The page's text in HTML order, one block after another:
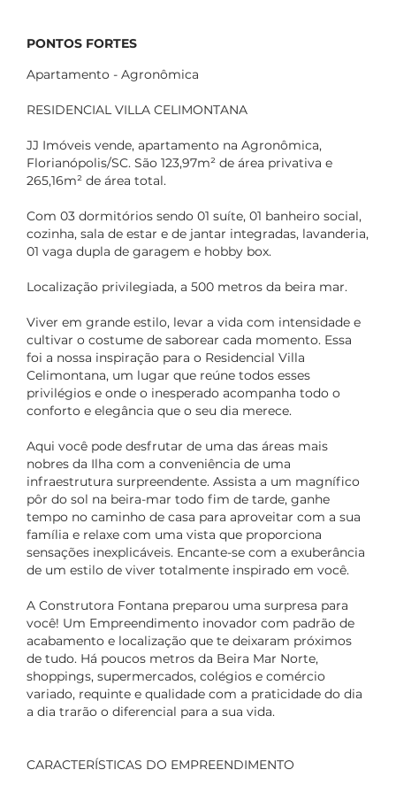
PONTOS FORTES
Apartamento - Agronômica
RESIDENCIAL VILLA CELIMONTANA
JJ Imóveis vende, apartamento na Agronômica,
Florianópolis/SC. São 123,97m² de área privativa e
265,16m² de área total.
Com 03 dormitórios sendo 01 suíte, 01 banheiro social,
cozinha, sala de estar e de jantar integradas, lavanderia,
01 vaga dupla de garagem e hobby box.
Localização privilegiada, a 500 metros da beira mar.
Viver em grande estilo, levar a vida com intensidade e
cultivar o costume de saborear cada momento. Essa
foi a nossa inspiração para o Residencial Villa
Celimontana, um lugar que reúne todos esses
privilégios e onde o inesperado acompanha todo o
conforto e elegância que o seu dia merece.
Aqui você pode desfrutar de uma das áreas mais
nobres da Ilha com a conveniência de uma
infraestrutura surpreendente. Assista a um magnífico
pôr do sol na beira-mar todo fim de tarde, ganhe
tempo no caminho de casa para aproveitar com a sua
família e relaxe com uma vista que proporciona
sensações inexplicáveis. Encante-se com a exuberância
de um estilo de viver totalmente inspirado em você.
A Construtora Fontana preparou uma surpresa para
você! Um Empreendimento inovador com padrão de
acabamento e localização que te deixaram próximos
de tudo. Há poucos metros da Beira Mar Norte,
shoppings, supermercados, colégios e comércio
variado, requinte e qualidade com a praticidade do dia
a dia trarão o diferencial para a sua vida.
CARACTERÍSTICAS DO EMPREENDIMENTO